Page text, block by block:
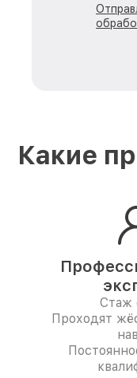
Какие
Стаж
Проходят